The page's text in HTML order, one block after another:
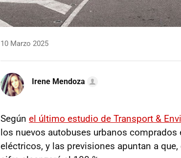
10 Marzo 2025
Irene Mendoza
Según el último estudio de Transport &
los nuevos autobuses urbanos
eléctricos, y las previsiones apuntan a